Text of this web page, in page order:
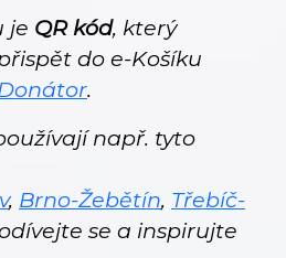
je QR kód, který
do e-Košíku
.
např. tyto
, Brno-Žebětín, Třebíč-
se a inspirujte